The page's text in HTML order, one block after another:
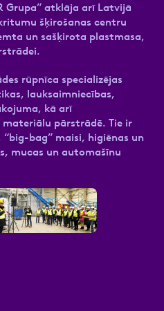
Grupa” atklāja arī Latvijā
šķirošanas centru
un sašķirota plastmasa,
rūpnīca specializējas
lauksaimniecības,
kā arī
pārstrādē. Tie ir
bag” maisi, higiēnas un
mucas un automašīnu